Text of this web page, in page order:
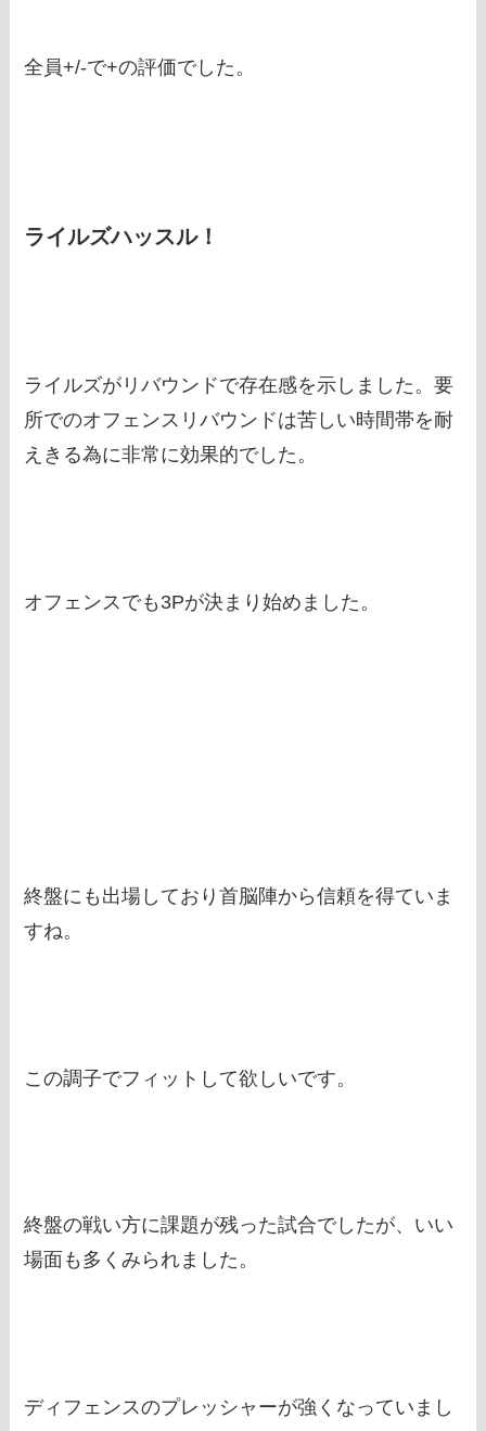
全員+/-で+の評価でした。
ライルズハッスル！
ライルズがリバウンドで存在感を示しました。要
所でのオフェンスリバウンドは苦しい時間帯を耐
えきる為に非常に効果的でした。
オフェンスでも3Pが決まり始めました。
終盤にも出場しており首脳陣から信頼を得ていま
すね。
この調子でフィットして欲しいです。
終盤の戦い方に課題が残った試合でしたが、いい
場面も多くみられました。
ディフェンスのプレッシャーが強くなっていまし